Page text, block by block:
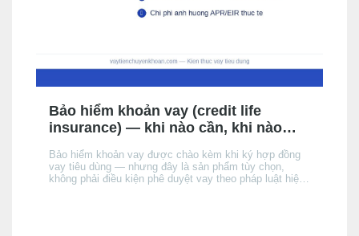
Bảo hiểm khoản vay (credit life
insurance) — khi nào cần, khi nào
Bảo hiểm khoản vay được chào kèm khi ký hợp đồng
vay tiêu dùng — nhưng đây là sản phẩm tùy chọn,
không phải điều kiện phê duyệt vay theo pháp luật hiện